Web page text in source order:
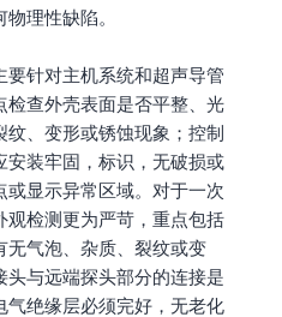
理性缺陷。
针对主机系统和超声导管
检查外壳表面是否平整、光
、变形或锈蚀现象；控制
安装牢固，标识，无破损或
或显示异常区域。对于一次
观检测更为严苛，重点包括
无气泡、杂质、裂纹或变
与远端探头部分的连接是
气绝缘层必须完好，无老化